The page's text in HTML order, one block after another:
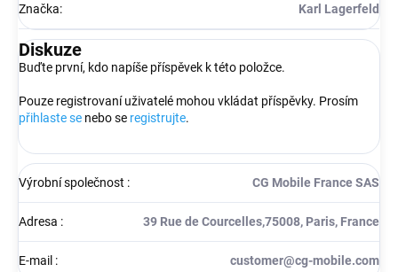
Značka: Karl Lagerfeld
Diskuze
Buďte první, kdo napíše příspěvek k této položce.
Pouze registrovaní uživatelé mohou vkládat příspěvky. Prosím
přihlaste se nebo se registrujte.
Výrobní společnost : CG Mobile France SAS
Adresa : 39 Rue de Courcelles,75008, Paris, France
E-mail : customer@cg-mobile.com